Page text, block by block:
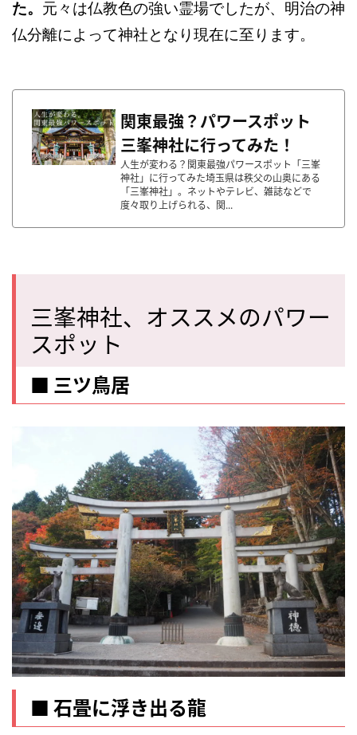
た。 元々は仏教色の強い霊場でしたが、明治の神
仏分離によって神社となり現在に至ります。
関東最強？パワースポット
三峯神社に行ってみた！
人生が変わる？関東最強パワースポット「三峯
神社」に行ってみた埼玉県は秩父の山奥にある
「三峯神社」。ネットやテレビ、雑誌などで
度々取り上げられる、関...
三峯神社、オススメのパワー
スポット
■ 三ツ鳥居
■ 石畳に浮き出る龍